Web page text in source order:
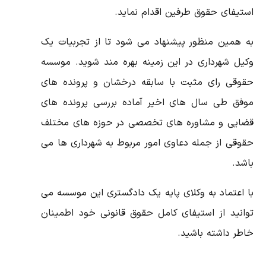
استیفای حقوق طرفین اقدام نماید.
به همین منظور پیشنهاد می شود تا از تجربیات یک
وکیل شهرداری در این زمینه بهره مند شوید. موسسه
حقوقی رای مثبت با سابقه درخشان و پرونده های
موفق طی سال های اخیر آماده بررسی پرونده های
قضایی و مشاوره های تخصصی در حوزه های مختلف
حقوقی از جمله دعاوی امور مربوط به شهرداری ها می
باشد.
با اعتماد به وکلای پایه یک دادگستری این موسسه می
توانید از استیفای کامل حقوق قانونی خود اطمینان
خاطر داشته باشید.